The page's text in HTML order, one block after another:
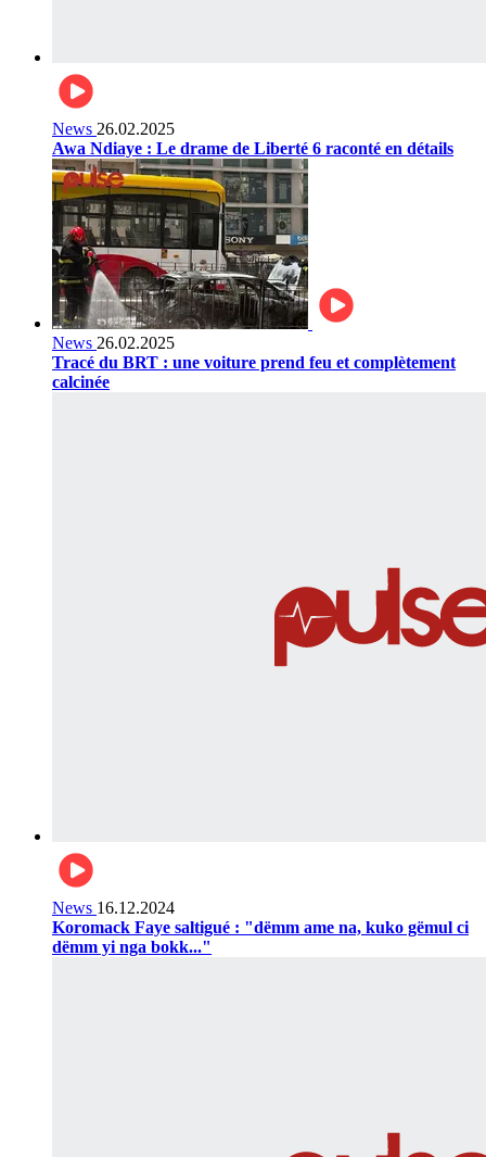
News 26.02.2025
Awa Ndiaye : Le drame de Liberté 6 raconté en détails
News 26.02.2025
Tracé du BRT : une voiture prend feu et complètement
calcinée
News 16.12.2024
Koromack Faye saltigué : "dëmm ame na, kuko gëmul ci
dëmm yi nga bokk..."